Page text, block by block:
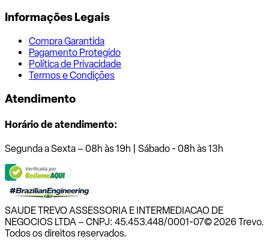
Informações Legais
Compra Garantida
Pagamento Protegido
Política de Privacidade
Termos e Condições
Atendimento
Horário de atendimento:
Segunda a Sexta – 08h às 19h | Sábado - 08h às 13h
SAUDE TREVO ASSESSORIA E INTERMEDIACAO DE
NEGOCIOS LTDA – CNPJ: 45.453.448/0001-07© 2026 Trevo.
Todos os direitos reservados.